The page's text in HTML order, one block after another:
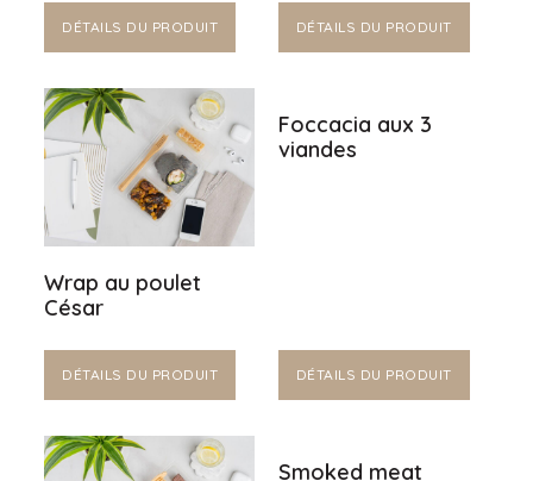
DÉTAILS DU PRODUIT DÉTAILS DU PRODUIT
Wrap au poulet
César
DÉTAILS DU PRODUIT
Foccacia aux 3
viandes
DÉTAILS DU PRODUIT
Smoked meat